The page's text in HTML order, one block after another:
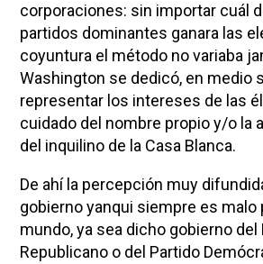
corporaciones: sin importar cuál
partidos dominantes ganara las
coyuntura el método no variaba
Washington se dedicó, en medio
representar los intereses de las
cuidado del nombre propio y/o la
del inquilino de la Casa Blanca.
De ahí la percepción muy
gobierno yanqui siempre es malo
mundo, ya sea dicho gobierno del
Republicano o del Partido